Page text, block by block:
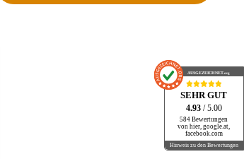
AUSGEZEICHNET.org
SEHR GUT
4.93 / 5.00
584 Bewertungen
von hier, google.at,
facebook.com
Hinweis zu den Bewertungen